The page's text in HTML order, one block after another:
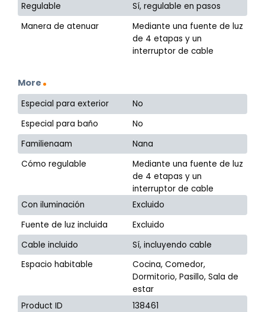
Regulable
Sí, regulable en pasos
Manera de atenuar
Mediante una fuente de luz
de 4 etapas y un
interruptor de cable
More
Especial para exterior
No
Especial para baño
No
Familienaam
Nana
Cómo regulable
Mediante una fuente de luz
de 4 etapas y un
interruptor de cable
Con iluminación
Excluido
Fuente de luz incluida
Excluido
Cable incluido
Sí, incluyendo cable
Espacio habitable
Cocina, Comedor,
Dormitorio, Pasillo, Sala de
estar
Product ID
138461